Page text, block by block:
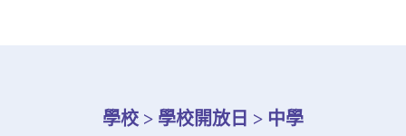
學校 > 學校開放日 > 中學